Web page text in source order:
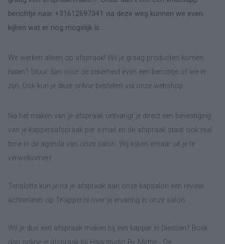
berichtje naar +31612697341 via deze weg kunnen we even
kijken wat er nog mogelijk is.
We werken alleen op afspraak! Wil je graag producten komen
halen? Stuur dan voor de zekerheid even een berichtje of we er
zijn. Ook kun je deze online bestellen via onze webshop.
Na het maken van je afspraak ontvangt je direct een bevestiging
van je kappersafspraak per e-mail en de afspraak staat ook real
time in de agenda van onze salon. Wij kijken ernaar uit je te
verwelkomen!
Tenslotte kun je na je afspraak aan onze kapsalon een review
achterlaten op 1Kapper.nl over je ervaring in onze salon.
Wil je dus een afspraak maken bij een kapper in Diessen? Boek
dan online je afspraak bij Haarstudio By Mirthe - De